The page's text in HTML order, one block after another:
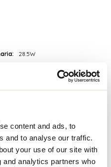
content and ads, to
and to analyse our traffic.
your use of our site with
analytics partners who
28.5W
50/60Hz